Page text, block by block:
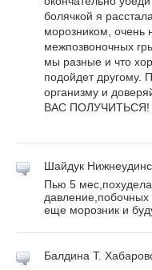
болячкой я
морозником, очень
межпозвоночных
мы разные и что
подойдет другому.
организму и
ВАС
Шайдук
Пью 5
еще морозник и
Балдина Т.